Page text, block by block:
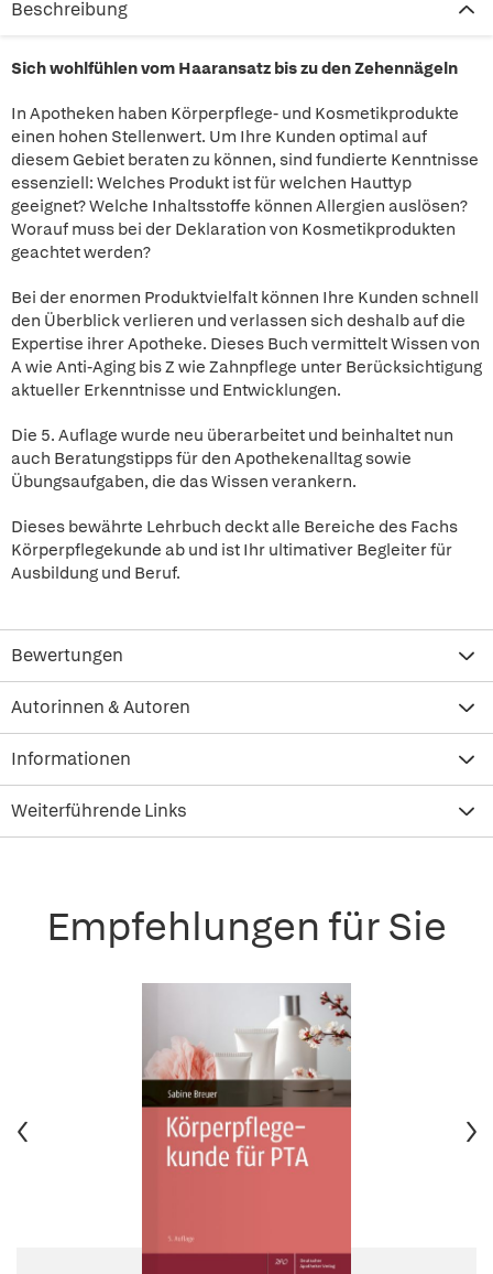
Beschreibung
Sich wohlfühlen vom Haaransatz bis zu den Zehennägeln
In Apotheken haben Körperpflege- und Kosmetikprodukte
einen hohen Stellenwert. Um Ihre Kunden optimal auf
diesem Gebiet beraten zu können, sind fundierte Kenntnisse
essenziell: Welches Produkt ist für welchen Hauttyp
geeignet? Welche Inhaltsstoffe können Allergien auslösen?
Worauf muss bei der Deklaration von Kosmetikprodukten
geachtet werden?
Bei der enormen Produktvielfalt können Ihre Kunden schnell
den Überblick verlieren und verlassen sich deshalb auf die
Expertise ihrer Apotheke. Dieses Buch vermittelt Wissen von
A wie Anti-Aging bis Z wie Zahnpflege unter Berücksichtigung
aktueller Erkenntnisse und Entwicklungen.
Die 5. Auflage wurde neu überarbeitet und beinhaltet nun
auch Beratungstipps für den Apothekenalltag sowie
Übungsaufgaben, die das Wissen verankern.
Dieses bewährte Lehrbuch deckt alle Bereiche des Fachs
Körperpflegekunde ab und ist Ihr ultimativer Begleiter für
Ausbildung und Beruf.
Bewertungen
Autorinnen & Autoren
Informationen
Weiterführende Links
Empfehlungen für Sie